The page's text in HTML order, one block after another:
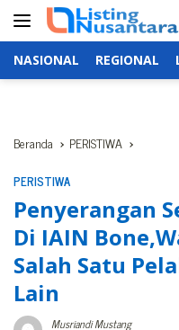
konten
NASIONAL REGIONAL
Beranda PERISTIWA
PERISTIWA
Penyerangan
Di IAIN
Salah Satu
Lain
Musriandi Mustang